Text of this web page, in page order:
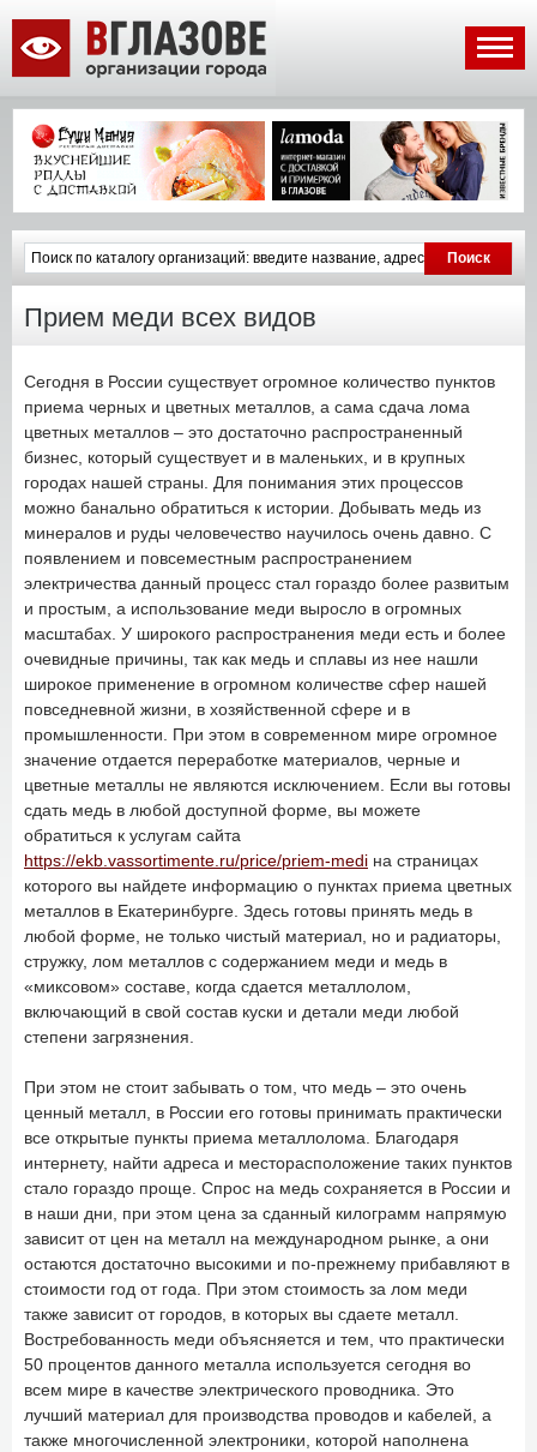
Прием меди всех видов
Сегодня в России существует огромное количество пунктов
приема черных и цветных металлов, а сама сдача лома
цветных металлов – это достаточно распространенный
бизнес, который существует и в маленьких, и в крупных
городах нашей страны. Для понимания этих процессов
можно банально обратиться к истории. Добывать медь из
минералов и руды человечество научилось очень давно. С
появлением и повсеместным распространением
электричества данный процесс стал гораздо более развитым
и простым, а использование меди выросло в огромных
масштабах. У широкого распространения меди есть и более
очевидные причины, так как медь и сплавы из нее нашли
широкое применение в огромном количестве сфер нашей
повседневной жизни, в хозяйственной сфере и в
промышленности. При этом в современном мире огромное
значение отдается переработке материалов, черные и
цветные металлы не являются исключением. Если вы готовы
сдать медь в любой доступной форме, вы можете
обратиться к услугам сайта
https://ekb.vassortimente.ru/price/priem-medi на страницах
которого вы найдете информацию о пунктах приема цветных
металлов в Екатеринбурге. Здесь готовы принять медь в
любой форме, не только чистый материал, но и радиаторы,
стружку, лом металлов с содержанием меди и медь в
«миксовом» составе, когда сдается металлолом,
включающий в свой состав куски и детали меди любой
степени загрязнения.
При этом не стоит забывать о том, что медь – это очень
ценный металл, в России его готовы принимать практически
все открытые пункты приема металлолома. Благодаря
интернету, найти адреса и месторасположение таких пунктов
стало гораздо проще. Спрос на медь сохраняется в России и
в наши дни, при этом цена за сданный килограмм напрямую
зависит от цен на металл на международном рынке, а они
остаются достаточно высокими и по-прежнему прибавляют в
стоимости год от года. При этом стоимость за лом меди
также зависит от городов, в которых вы сдаете металл.
Востребованность меди объясняется и тем, что практически
50 процентов данного металла используется сегодня во
всем мире в качестве электрического проводника. Это
лучший материал для производства проводов и кабелей, а
также многочисленной электроники, которой наполнена